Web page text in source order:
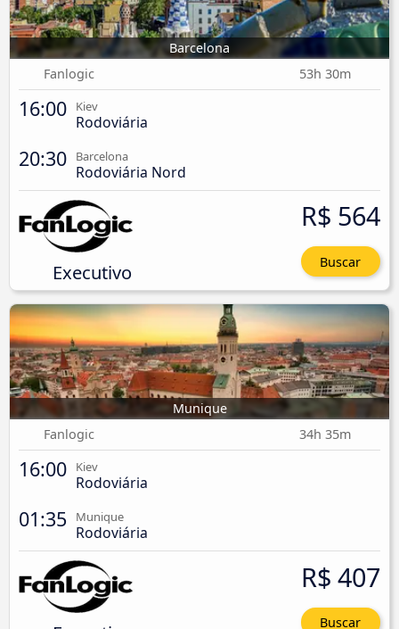
Barcelona
Fanlogic
53h 30m
16:00 Kiev
Rodoviária
20:30 Barcelona
Rodoviária Nord
Executivo
R$ 564
Buscar
Munique
Fanlogic
34h 35m
16:00 Kiev
Rodoviária
01:35 Munique
Rodoviária
R$ 407
Buscar